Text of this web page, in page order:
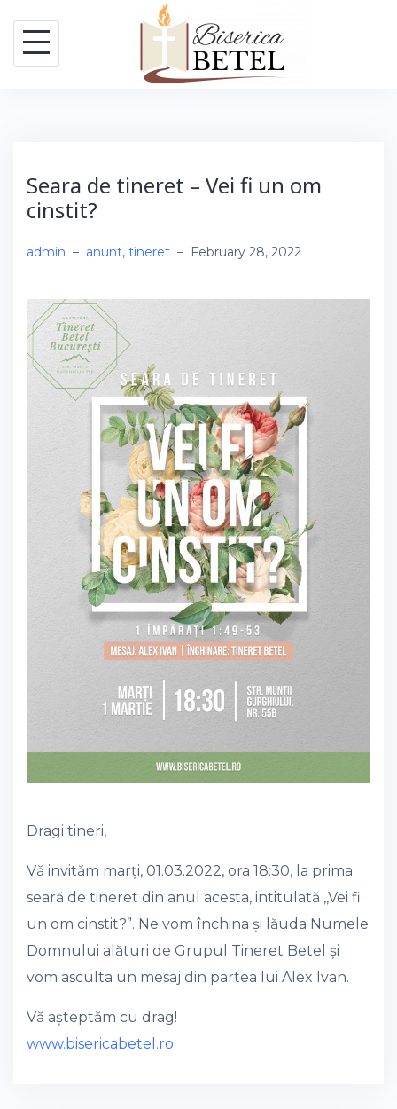
content
Seara de tineret – Vei fi un om
cinstit?
admin – anunt, tineret – February 28, 2022
Dragi tineri,
Vă invităm marți, 01.03.2022, ora 18:30, la prima
seară de tineret din anul acesta, intitulată ,,Vei fi
un om cinstit?”. Ne vom închina și lăuda Numele
Domnului alături de Grupul Tineret Betel și
vom asculta un mesaj din partea lui Alex Ivan.
Vă așteptăm cu drag!
www.bisericabetel.ro